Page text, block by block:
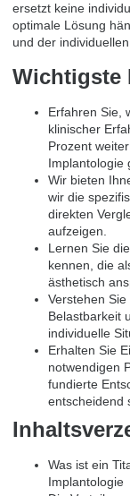
ersetzt keine
optimale Lösung
und der
Wichtigste
Erfahren Sie,
klinischer
Prozent
Implantologie
Wir bieten
wir die
direkten
aufzeigen.
Lernen Sie
kennen, die
ästhetisch
Verstehen
Belastbarkeit
individuelle
Erhalten Sie
notwendigen
fundierte
entscheidend
Was ist ein
Implantologie